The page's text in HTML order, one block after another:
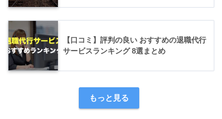
【口コミ】評判の良い おすすめの退職代行
サービスランキング 8選まとめ
もっと見る